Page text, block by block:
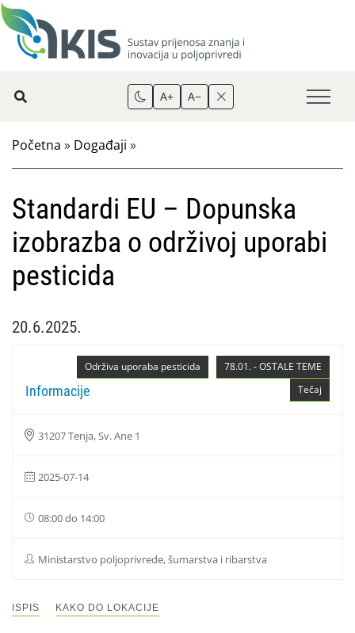
A+ A−
Početna » Događaji »
Standardi EU – Dopunska
izobrazba o održivoj uporabi
pesticida
20.6.2025.
78.01. - OSTALE TEME
Održiva uporaba pesticida
Tečaj
Informacije
31207 Tenja, Sv. Ane 1
2025-07-14
08:00 do 14:00
Ministarstvo poljoprivrede, šumarstva i ribarstva
ISPIS KAKO DO LOKACIJE